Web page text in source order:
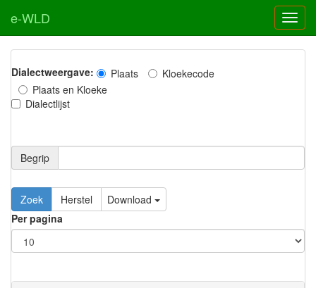
e-WLD
Dialectweergave: Plaats
Kloekecode
Plaats en Kloeke
Dialectlijst
Begrip
Zoek Herstel
Download
Per pagina